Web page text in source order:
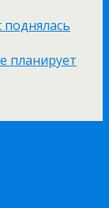
планирует